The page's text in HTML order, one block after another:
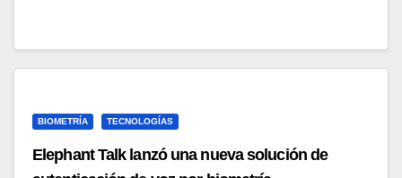
BIOMETRÍA TECNOLOGÍAS
Elephant Talk lanzó una nueva solución de